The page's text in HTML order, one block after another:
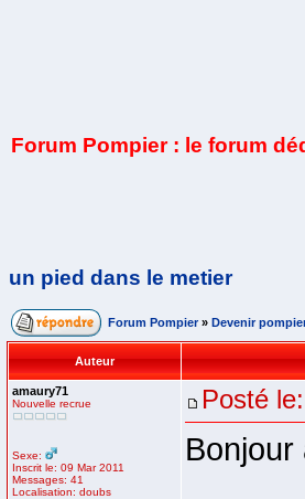
Forum Pompier : le forum
un pied dans le metier
Forum Pompier » Devenir
Auteur
amaury71
Nouvelle recrue
Sexe:
Inscrit le: 09 Mar 2011
Messages: 41
Localisation: doubs
Posté
Bonjour